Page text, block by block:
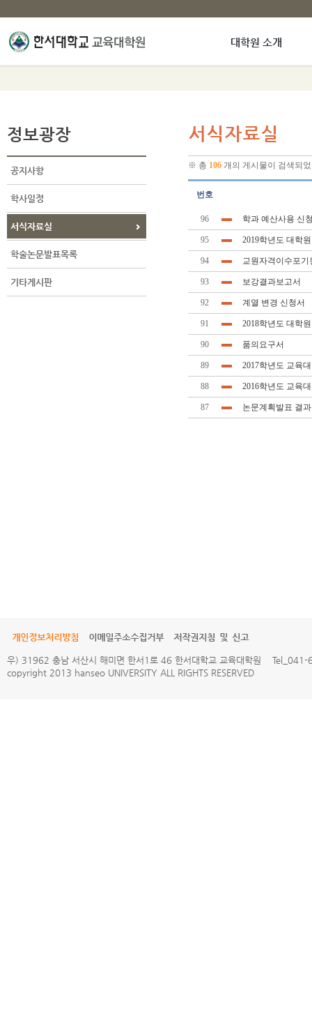
대학원 소개
정보광장
공지사항
학사일정
서식자료실
학술논문발표목록
기타게시판
서식자료실
※ 총 106 개의 게시물이 검색되
번호
96 학과 예산사용 신
95 2019학년도 대학
94 교원자격이수포기
93 보강결과보고서
92 계열 변경 신청서
91 2018학년도 대학
90 품의요구서
89 2017학년도 교육
88 2016학년도 교육
87 논문계획발표 결
개인정보처리방침 이메일주소수집거부 저작권지침 및 신고
우) 31962 충남 서산시 해미면 한서1로 46 한서대학교 교육대학원
copyright 2013 hanseo UNIVERSITY ALL RIGHTS RESERVED